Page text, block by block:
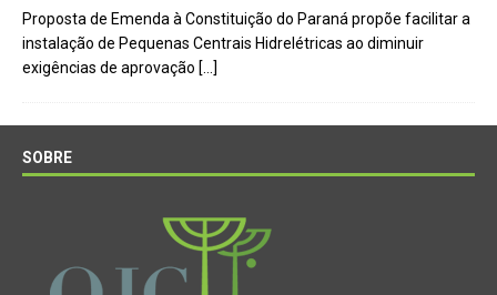
Proposta de Emenda à Constituição do Paraná propõe facilitar a
instalação de Pequenas Centrais Hidrelétricas ao diminuir
exigências de aprovação […]
SOBRE